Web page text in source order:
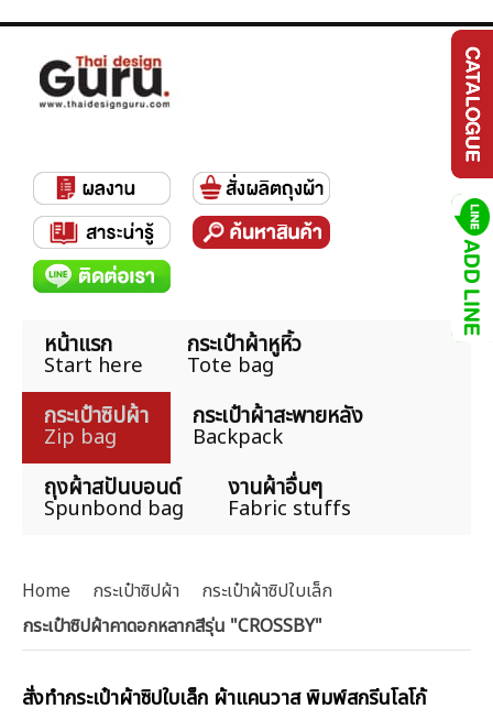
หน้าแรก
Start here
กระเป๋าผ้าหูหิ้ว
Tote bag
กระเป๋าซิปผ้า
Zip bag
กระเป๋าผ้าสะพายหลัง
Backpack
ถุงผ้าสปันบอนด์
Spunbond bag
งานผ้าอื่นๆ
Fabric stuffs
Home กระเป๋าซิปผ้า
กระเป๋าผ้าซิปใบเล็ก
กระเป๋าซิปผ้าคาดอกหลากสีรุ่น "CROSSBY"
สั่งทำกระเป๋าผ้าซิปใบเล็ก ผ้าแคนวาส พิมพ์สกรีนโลโก้